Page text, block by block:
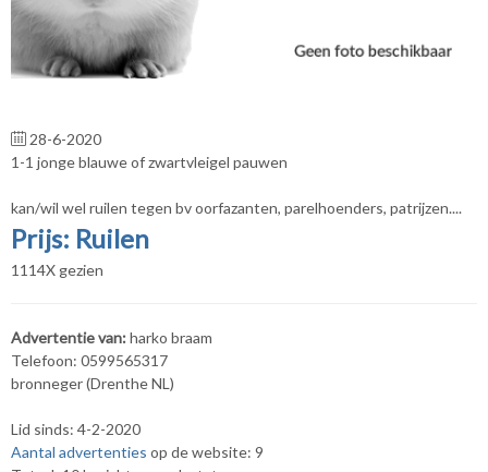
28-6-2020
1-1 jonge blauwe of zwartvleigel pauwen
kan/wil wel ruilen tegen bv oorfazanten, parelhoenders, patrijzen....
Prijs: Ruilen
1114X gezien
Advertentie van:harko braam
Telefoon: 0599565317
bronneger (Drenthe NL)
Lid sinds: 4-2-2020
Aantal advertenties op de website: 9